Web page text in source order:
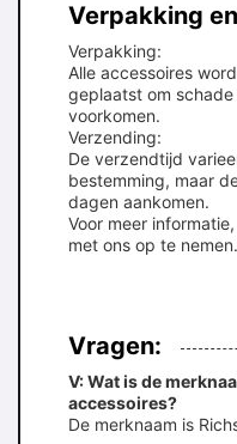
Verpakking
Verpakking:
Alle accessoires
geplaatst om
voorkomen.
Verzending:
De verzendtijd
bestemming, maar
dagen aankomen.
Voor meer
met ons op te nemen.
Vragen:
V: Wat is de
accessoires?
De merknaam is